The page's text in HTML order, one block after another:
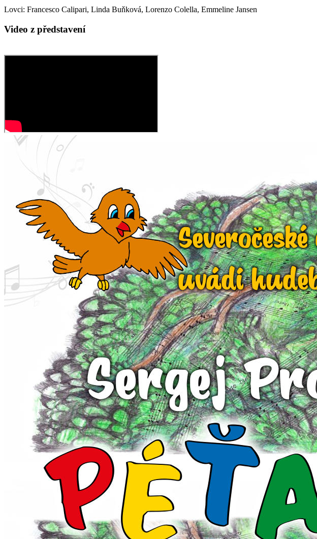
Lovci: Francesco Calipari, Linda Buňková, Lorenzo Colella, Emmeline Jansen
Video z představení